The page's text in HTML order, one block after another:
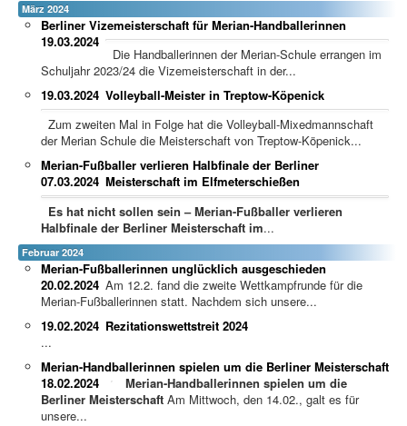
März 2024
Berliner Vizemeisterschaft für Merian-Handballerinnen
19.03.2024
Die Handballerinnen der Merian-Schule errangen im
Schuljahr 2023/24 die Vizemeisterschaft in der...
Volleyball-Meister in Treptow-Köpenick
19.03.2024
Zum zweiten Mal in Folge hat die Volleyball-Mixedmannschaft
der Merian Schule die Meisterschaft von Treptow-Köpenick...
Merian-Fußballer verlieren Halbfinale der Berliner
Meisterschaft im Elfmeterschießen
07.03.2024
Es hat nicht sollen sein – Merian-Fußballer verlieren
Halbfinale der Berliner Meisterschaft im...
Februar 2024
Merian-Fußballerinnen unglücklich ausgeschieden
20.02.2024 Am 12.2. fand die zweite Wettkampfrunde für die
Merian-Fußballerinnen statt. Nachdem sich unsere...
Rezitationswettstreit 2024
19.02.2024
...
Merian-Handballerinnen spielen um die Berliner Meisterschaft
18.02.2024
Merian-Handballerinnen spielen um die
Berliner Meisterschaft Am Mittwoch, den 14.02., galt es für
unsere...